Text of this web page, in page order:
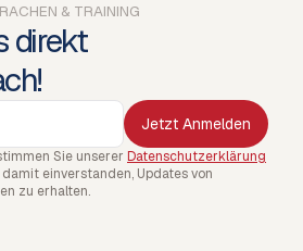
direkt
Sie unserer Datenschutzerklärung
einverstanden, Updates von
zu erhalten.
& TRAINING